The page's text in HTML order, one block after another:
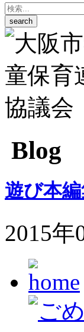
Blog
遊び本
2015年